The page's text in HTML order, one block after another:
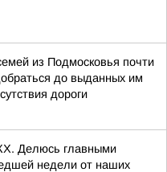
из Подмосковья почти
до выданных им
дороги
Делюсь главными
недели от наших